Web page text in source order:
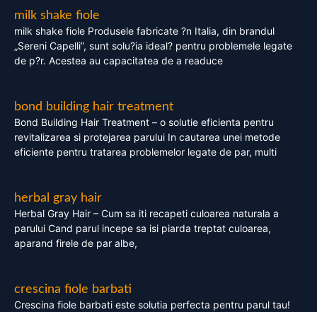
milk shake fiole
milk shake fiole Produsele fabricate ?n Italia, din brandul
„Sereni Capelli”, sunt solu?ia ideal? pentru problemele legate
de p?r. Acestea au capacitatea de a readuce
bond building hair treatment
Bond Building Hair Treatment – o solutie eficienta pentru
revitalizarea si protejarea parului In cautarea unei metode
eficiente pentru tratarea problemelor legate de par, multi
herbal gray hair
Herbal Gray Hair – Cum sa iti recapeti culoarea naturala a
parului Cand parul incepe sa isi piarda treptat culoarea,
aparand firele de par albe,
crescina fiole barbati
Crescina fiole barbati este solutia perfecta pentru parul tau!